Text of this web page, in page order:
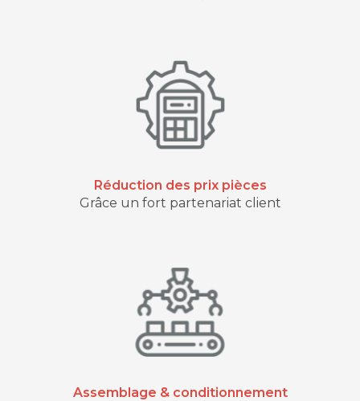
Réduction des prix pièces
Grâce un fort partenariat client
Assemblage & conditionnement